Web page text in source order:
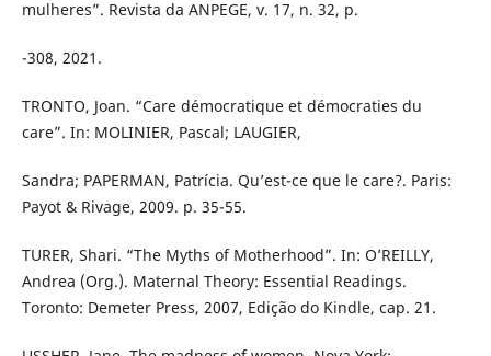
mulheres”. Revista da ANPEGE, v. 17, n. 32, p.
-308, 2021.
TRONTO, Joan. “Care démocratique et démocraties du
care”. In: MOLINIER, Pascal; LAUGIER,
Sandra; PAPERMAN, Patrícia. Qu’est-ce que le care?. Paris:
Payot & Rivage, 2009. p. 35-55.
TURER, Shari. “The Myths of Motherhood”. In: O’REILLY,
Andrea (Org.). Maternal Theory: Essential Readings.
Toronto: Demeter Press, 2007, Edição do Kindle, cap. 21.